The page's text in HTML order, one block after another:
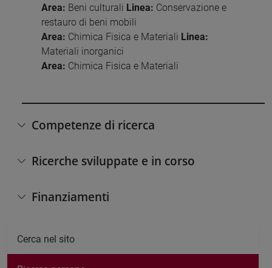
Area: Beni culturali Linea: Conservazione e
restauro di beni mobili
Area: Chimica Fisica e Materiali Linea:
Materiali inorganici
Area: Chimica Fisica e Materiali
Competenze di ricerca
Ricerche sviluppate e in corso
Finanziamenti
Cerca nel sito